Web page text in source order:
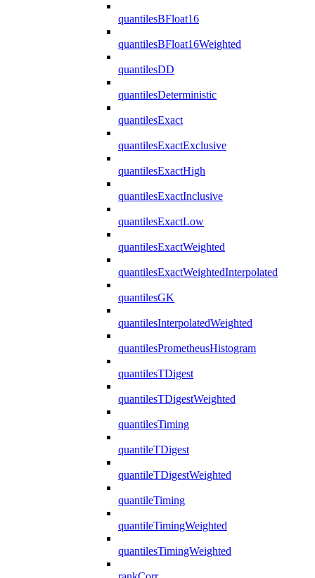
quantilesBFloat16
quantilesBFloat16Weighted
quantilesDD
quantilesDeterministic
quantilesExact
quantilesExactExclusive
quantilesExactHigh
quantilesExactInclusive
quantilesExactLow
quantilesExactWeighted
quantilesExactWeightedInterpolated
quantilesGK
quantilesInterpolatedWeighted
quantilesPrometheusHistogram
quantilesTDigest
quantilesTDigestWeighted
quantilesTiming
quantileTDigest
quantileTDigestWeighted
quantileTiming
quantileTimingWeighted
quantilesTimingWeighted